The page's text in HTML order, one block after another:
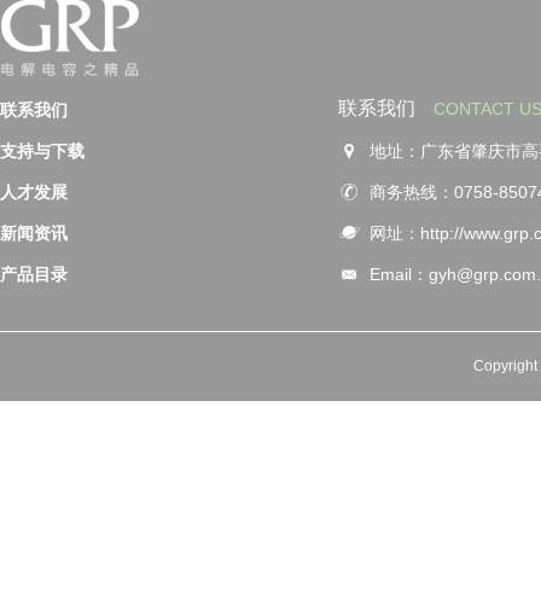
联系我们
支持与下载
人才发展
新闻资讯
产品目录
联系我们 CONTACT US
地址：广东省肇庆市
商务热线：0758-
网址：http://
Email：
Copyright